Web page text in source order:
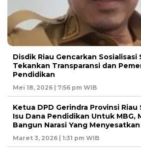
Disdik Riau Gencarkan Sosialisasi
Tekankan Transparansi dan
Pendidikan
Mei 18, 2026 | 7:56 pm WIB
Ketua DPD Gerindra Provinsi Riau
Isu Dana Pendidikan Untuk MBG,
Bangun Narasi Yang Menyesatkan
Maret 3, 2026 | 1:31 pm WIB